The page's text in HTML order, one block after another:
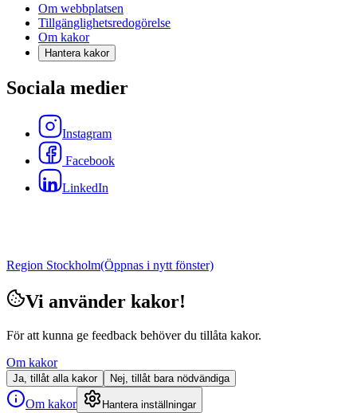
Om webbplatsen
Tillgänglighetsredogörelse
Om kakor
Hantera kakor
Sociala medier
Instagram
Facebook
LinkedIn
Region Stockholm(Öppnas i nytt fönster)
Vi använder kakor!
För att kunna ge feedback behöver du tillåta kakor.
Om kakor
Ja, tillåt alla kakor Nej, tillåt bara nödvändiga
Om kakor Hantera inställningar